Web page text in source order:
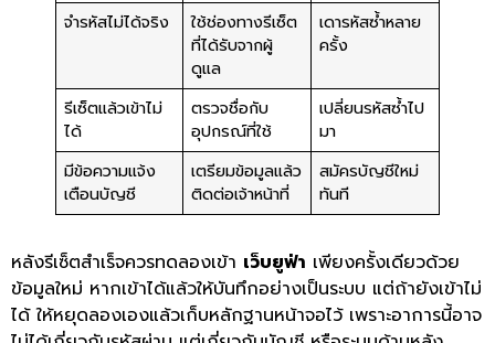
จำรหัสไม่ได้จริง
ใช้ช่องทางรีเซ็ต
ที่ได้รับจากผู้
ดูแล
เดารหัสซ้ำหลาย
ครั้ง
รีเซ็ตแล้วเข้าไม่
ได้
ตรวจชื่อกับ
อุปกรณ์ที่ใช้
เปลี่ยนรหัสซ้ำไป
มา
มีข้อความแจ้ง
เตือนบัญชี
เตรียมข้อมูลแล้ว
ติดต่อเจ้าหน้าที่
สมัครบัญชีใหม่
ทันที
หลังรีเซ็ตสำเร็จควรทดลองเข้า เว็บยูฟ่า เพียงครั้งเดียวด้วย
ข้อมูลใหม่ หากเข้าได้แล้วให้บันทึกอย่างเป็นระบบ แต่ถ้ายังเข้าไม่
ได้ ให้หยุดลองเองแล้วเก็บหลักฐานหน้าจอไว้ เพราะอาการนี้อาจ